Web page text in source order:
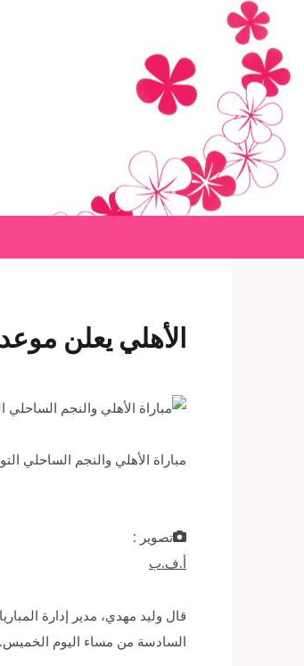
content
(Press
Enter)
الأهلي يعلن
مباراة الأهلي والنجم الساحلي التونسي
تصوير :
أ.ف.ب
قال وليد مهدي، مدير إدارة
السادسة من مساء اليوم الخميس.